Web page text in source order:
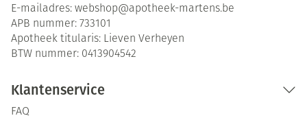
E-mailadres: webshop@apotheek-martens.be
APB nummer: 733101
Apotheek titularis: Lieven Verheyen
BTW nummer: 0413904542
Klantenservice
FAQ